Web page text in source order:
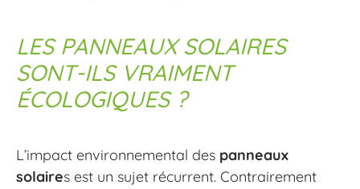
LES PANNEAUX SOLAIRES
SONT-ILS VRAIMENT
ÉCOLOGIQUES ?
L’impact environnemental des panneaux
solaires est un sujet récurrent. Contrairement